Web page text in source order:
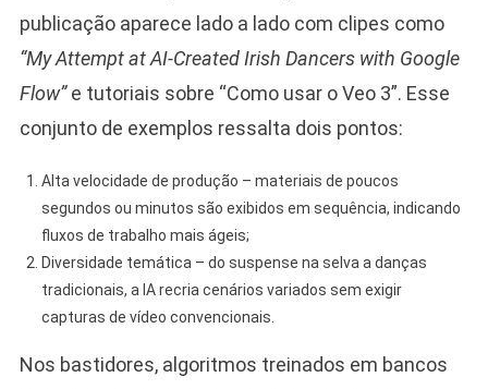
publicação aparece lado a lado com clipes como
“My Attempt at AI-Created Irish Dancers with Google
Flow”e tutoriais sobre “Como usar o Veo 3”. Esse
conjunto de exemplos ressalta dois pontos:
Alta velocidade de produção – materiais de poucos
segundos ou minutos são exibidos em sequência, indicando
fluxos de trabalho mais ágeis;
Diversidade temática – do suspense na selva a danças
tradicionais, a IA recria cenários variados sem exigir
capturas de vídeo convencionais.
Nos bastidores, algoritmos treinados em bancos